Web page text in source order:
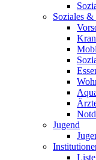
Soziales &
Jugend